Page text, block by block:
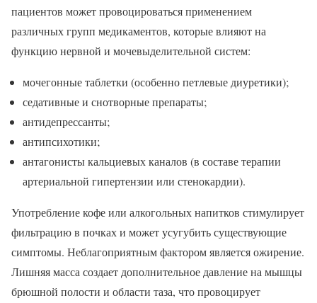
пациентов может провоцироваться применением
различных групп медикаментов, которые влияют на
функцию нервной и мочевыделительной систем:
мочегонные таблетки (особенно петлевые диуретики);
седативные и снотворные препараты;
антидепрессанты;
антипсихотики;
антагонисты кальциевых каналов (в составе терапии
артериальной гипертензии или стенокардии).
Употребление кофе или алкогольных напитков стимулирует
фильтрацию в почках и может усугубить существующие
симптомы. Неблагоприятным фактором является ожирение.
Лишняя масса создает дополнительное давление на мышцы
брюшной полости и области таза, что провоцирует